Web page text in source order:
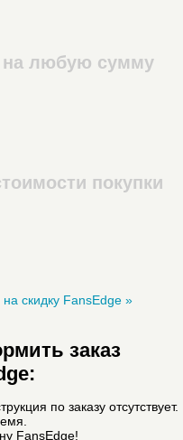
на любую сумму
покупки
скидку FansEdge »
заказ
по заказу отсутствует.
FansEdge!